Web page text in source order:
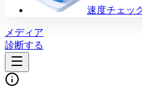
速度チェッ
メディア
診断する